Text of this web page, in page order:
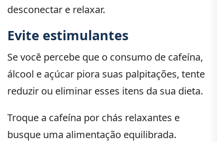
desconectar e relaxar.
Evite estimulantes
Se você percebe que o consumo de cafeína,
álcool e açúcar piora suas palpitações, tente
reduzir ou eliminar esses itens da sua dieta.
Troque a cafeína por chás relaxantes e
busque uma alimentação equilibrada.